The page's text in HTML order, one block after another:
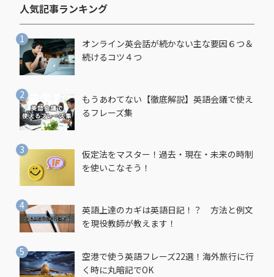
人気記事ランキング​
オンライン英会話が続かない主な要因６つ＆
続けるコツ４つ
もうあわてない【徹底解説】英語会議で使え
るフレーズ集
仮定法をマスター！過去・現在・未来の時制
を使いこなそう！
英語上達のカギは英語日記！？ 方法と例文
を現役教師が教えます！
空港で使う英語フレーズ22選！海外旅行に行
く時に丸暗記でOK